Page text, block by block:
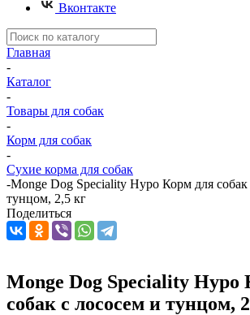
Вконтакте
Главная
-
Каталог
-
Товары для собак
-
Корм для собак
-
Сухие корма для собак
-Monge Dog Speciality Hypo Корм для собак
тунцом, 2,5 кг
Поделиться
Monge Dog Speciality Hypo
собак с лососем и тунцом,